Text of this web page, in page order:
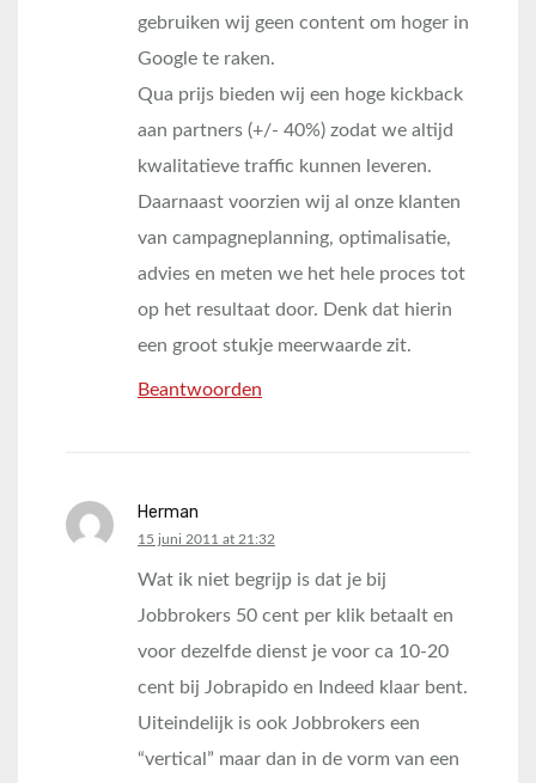
gebruiken wij geen content om hoger in
Google te raken.
Qua prijs bieden wij een hoge kickback
aan partners (+/- 40%) zodat we altijd
kwalitatieve traffic kunnen leveren.
Daarnaast voorzien wij al onze klanten
van campagneplanning, optimalisatie,
advies en meten we het hele proces tot
op het resultaat door. Denk dat hierin
een groot stukje meerwaarde zit.
Beantwoorden
Herman
says:
15 juni 2011 at 21:32
Wat ik niet begrijp is dat je bij
Jobbrokers 50 cent per klik betaalt en
voor dezelfde dienst je voor ca 10-20
cent bij Jobrapido en Indeed klaar bent.
Uiteindelijk is ook Jobbrokers een
“vertical” maar dan in de vorm van een